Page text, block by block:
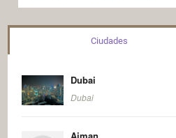
Ciudades
Dubai
Dubai